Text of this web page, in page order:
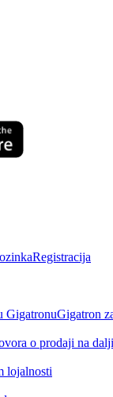
Registracija
GigatronuGigatron
o prodaji na
lojalnosti